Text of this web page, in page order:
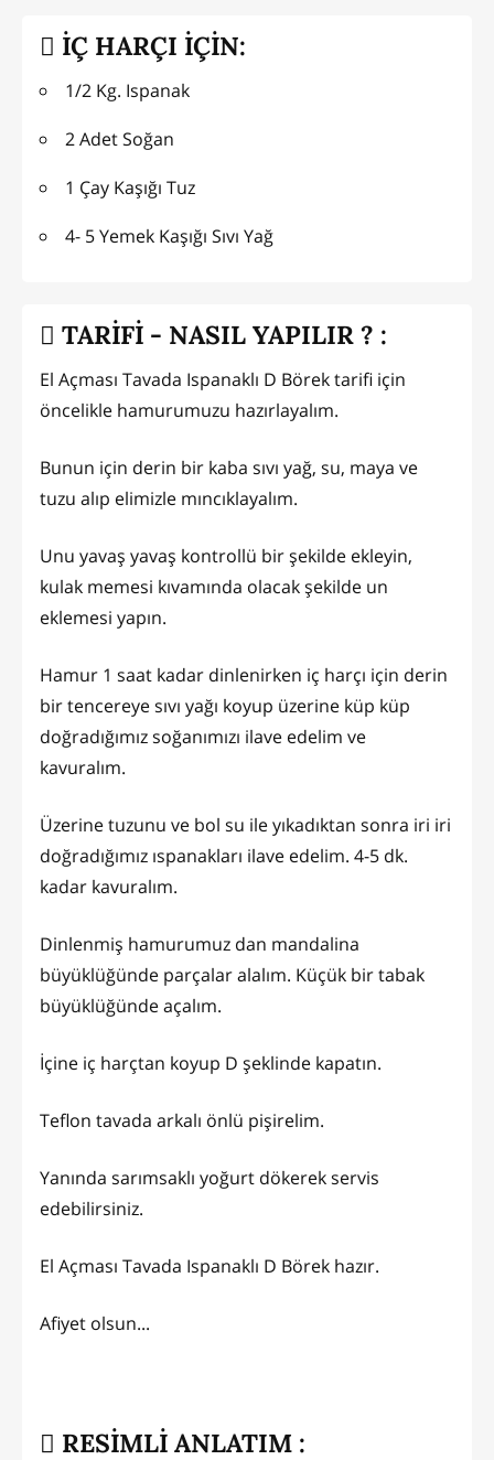
İÇ HARÇI İÇİN:
1/2 Kg. Ispanak
2 Adet Soğan
1 Çay Kaşığı Tuz
4- 5 Yemek Kaşığı Sıvı Yağ
TARİFİ - NASIL YAPILIR ? :
El Açması Tavada Ispanaklı D Börek tarifi için
öncelikle hamurumuzu hazırlayalım.
Bunun için derin bir kaba sıvı yağ, su, maya ve
tuzu alıp elimizle mıncıklayalım.
Unu yavaş yavaş kontrollü bir şekilde ekleyin,
kulak memesi kıvamında olacak şekilde un
eklemesi yapın.
Hamur 1 saat kadar dinlenirken iç harçı için derin
bir tencereye sıvı yağı koyup üzerine küp küp
doğradığımız soğanımızı ilave edelim ve
kavuralım.
Üzerine tuzunu ve bol su ile yıkadıktan sonra iri iri
doğradığımız ıspanakları ilave edelim. 4-5 dk.
kadar kavuralım.
Dinlenmiş hamurumuz dan mandalina
büyüklüğünde parçalar alalım. Küçük bir tabak
büyüklüğünde açalım.
İçine iç harçtan koyup D şeklinde kapatın.
Teflon tavada arkalı önlü pişirelim.
Yanında sarımsaklı yoğurt dökerek servis
edebilirsiniz.
El Açması Tavada Ispanaklı D Börek hazır.
Afiyet olsun...
RESİMLİ ANLATIM :